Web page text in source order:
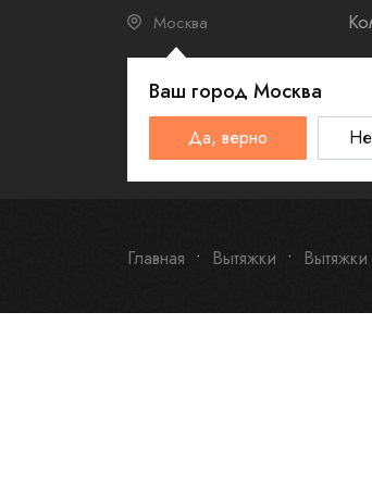
Москва
Ваш город Москва
Да, верно
Schulthess Smeg
Главная Вытяжки